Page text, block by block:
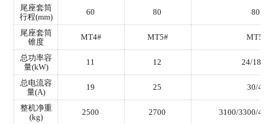
尾座套筒
行程(mm)
60 80 80
尾座套筒
锥度
MT4# MT5# MT5#
总功率容
量(kW)
11 12 24/18/26
总电流容
量(A)
19 25 30/40
整机净重
(kg)
2500 2700 3100/3300/